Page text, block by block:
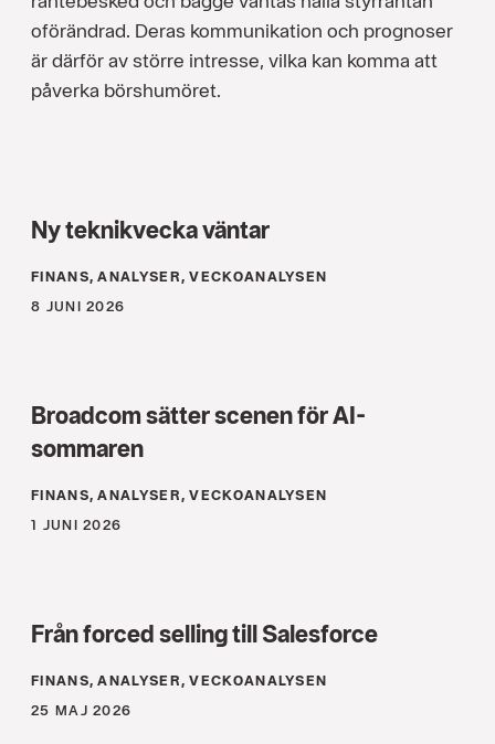
oförändrad. Deras kommunikation och prognoser
är därför av större intresse, vilka kan komma att
påverka börshumöret.
Ny teknikvecka väntar
FINANS, ANALYSER, VECKOANALYSEN
8 JUNI 2026
Broadcom sätter scenen för AI-
sommaren
FINANS, ANALYSER, VECKOANALYSEN
1 JUNI 2026
Från forced selling till Salesforce
FINANS, ANALYSER, VECKOANALYSEN
25 MAJ 2026